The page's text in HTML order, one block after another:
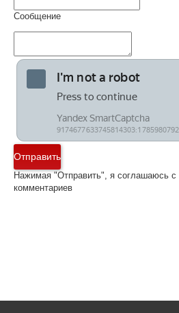
Сообщение
Отправить
Нажимая "Отправить", я соглашаюсь с
комментариев